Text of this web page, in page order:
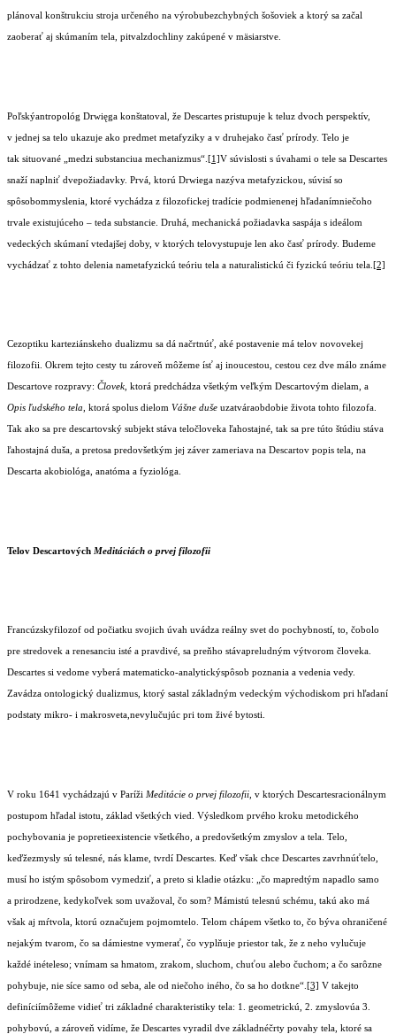
plánoval konštrukciu stroja určeného na výrobubezchybných šošoviek a ktorý sa začal
zaoberať aj skúmaním tela, pitvalzdochliny zakúpené v mäsiarstve.
Poľskýantropológ Drwięga konštatoval, že Descartes pristupuje k teluz dvoch perspektív,
v jednej sa telo ukazuje ako predmet metafyziky a v druhejako časť prírody. Telo je
tak situované „medzi substanciua mechanizmus“. [1]V súvislosti s úvahami o tele sa Descartes
snaží naplniť dvepožiadavky. Prvá, ktorú Drwiega nazýva metafyzickou, súvisí so
spôsobommyslenia, ktoré vychádza z filozofickej tradície podmienenej hľadanímniečoho
trvale existujúceho – teda substancie. Druhá, mechanická požiadavka saspája s ideálom
vedeckých skúmaní vtedajšej doby, v ktorých telovystupuje len ako časť prírody. Budeme
vychádzať z tohto delenia nametafyzickú teóriu tela a naturalistickú či fyzickú teóriu tela. [2]
Cezoptiku karteziánskeho dualizmu sa dá načrtnúť, aké postavenie má telov novovekej
filozofii. Okrem tejto cesty tu zároveň môžeme ísť aj inoucestou, cestou cez dve málo známe
Descartove rozpravy: Človek , ktorá predchádza všetkým veľkým Descartovým dielam, a
Opis ľudského tela , ktorá spolus dielom Vášne duše uzatváraobdobie života tohto filozofa.
Tak ako sa pre descartovský subjekt stáva teločloveka ľahostajné, tak sa pre túto štúdiu stáva
ľahostajná duša, a pretosa predovšetkým jej záver zameriava na Descartov popis tela, na
Descarta akobiológa, anatóma a fyziológa.
Telov Descartových Meditáciách o prvej filozofii
Francúzskyfilozof od počiatku svojich úvah uvádza reálny svet do pochybností, to, čobolo
pre stredovek a renesanciu isté a pravdivé, sa preňho stávapreludným výtvorom človeka.
Descartes si vedome vyberá matematicko-analytickýspôsob poznania a vedenia vedy.
Zavádza ontologický dualizmus, ktorý sastal základným vedeckým východiskom pri hľadaní
podstaty mikro- i makrosveta,nevylučujúc pri tom živé bytosti.
V roku 1641 vychádzajú v Paríži Meditácie o prvej filozofii, v ktorých Descartesracionálnym
postupom hľadal istotu, základ všetkých vied. Výsledkom prvého kroku metodického
pochybovania je popretieexistencie všetkého, a predovšetkým zmyslov a tela. Telo,
keďžezmysly sú telesné, nás klame, tvrdí Descartes. Keď však chce Descartes zavrhnúťtelo,
musí ho istým spôsobom vymedziť, a preto si kladie otázku: „čo mapredtým napadlo samo
a prirodzene, kedykoľvek som uvažoval, čo som? Mámistú telesnú schému, takú ako má
však aj mŕtvola, ktorú označujem pojmomtelo. Telom chápem všetko to, čo býva ohraničené
nejakým tvarom, čo sa dámiestne vymerať, čo vyplňuje priestor tak, že z neho vylučuje
každé inételeso; vnímam sa hmatom, zrakom, sluchom, chuťou alebo čuchom; a čo sarôzne
pohybuje, nie síce samo od seba, ale od niečoho iného, čo sa ho dotkne“. [3] V takejto
definíciímôžeme vidieť tri základné charakteristiky tela: 1. geometrickú, 2. zmyslovúa 3.
pohybovú, a zároveň vidíme, že Descartes vyradil dve základnéčrty povahy tela, ktoré sa